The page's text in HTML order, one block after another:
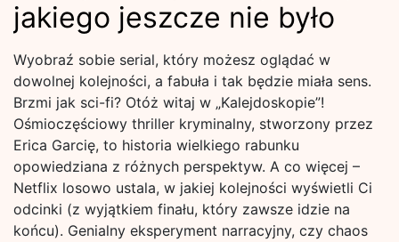
jakiego jeszcze nie było
Wyobraź sobie serial, który możesz oglądać w
dowolnej kolejności, a fabuła i tak będzie miała sens.
Brzmi jak sci-fi? Otóż witaj w „Kalejdoskopie”!
Ośmioczęściowy thriller kryminalny, stworzony przez
Erica Garcię, to historia wielkiego rabunku
opowiedziana z różnych perspektyw. A co więcej –
Netflix losowo ustala, w jakiej kolejności wyświetli Ci
odcinki (z wyjątkiem finału, który zawsze idzie na
końcu). Genialny eksperyment narracyjny, czy chaos